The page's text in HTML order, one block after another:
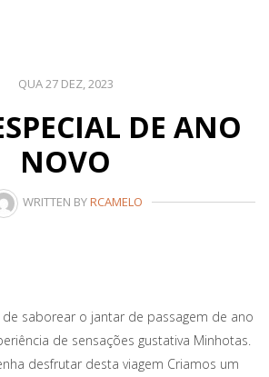
QUA 27 DEZ, 2023
DE ANO
NOVO
WRITTEN BYRCAMELO
saborear o jantar de passagem de ano
de sensações gustativa Minhotas.
desfrutar desta viagem Criamos um